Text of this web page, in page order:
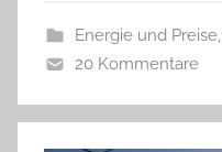
Energie und Preise,
20 Kommentare